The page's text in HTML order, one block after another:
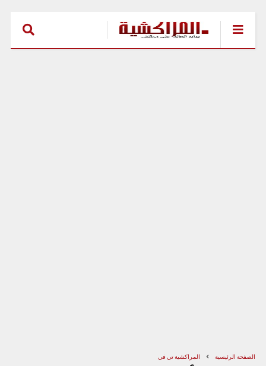
الصفحة الرئيسية المراكشية تي في